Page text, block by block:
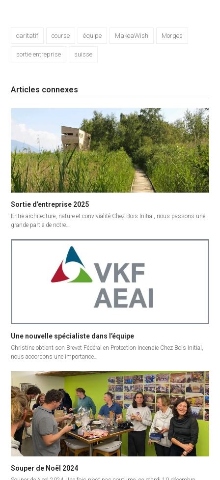
caritatif course équipe MakeaWish Morges
sortie entreprise suisse
Articles connexes
Sortie d’entreprise 2025
Entre architecture, nature et convivialité Chez Bois Initial, nous passons une
grande partie de notre…
Une nouvelle spécialiste dans l’équipe
Christine obtient son Brevet Fédéral en Protection Incendie Chez Bois Initial,
nous accordons une importance…
Souper de Noël 2024